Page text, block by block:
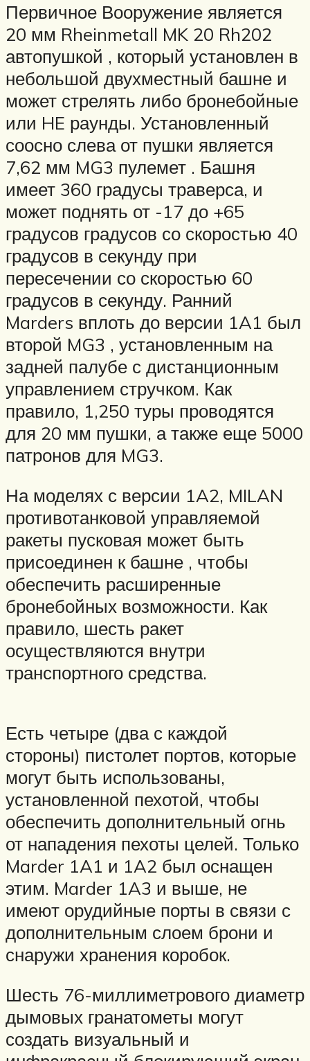
Первичное Вооружение является
20 мм Rheinmetall MK 20 Rh202
автопушкой , который установлен в
небольшой двухместный башне и
может стрелять либо бронебойные
или HE раунды. Установленный
соосно слева от пушки является
7,62 мм MG3 пулемет . Башня
имеет 360 градусы траверса, и
может поднять от -17 до +65
градусов градусов со скоростью 40
градусов в секунду при
пересечении со скоростью 60
градусов в секунду. Ранний
Marders вплоть до версии 1A1 был
второй MG3 , установленным на
задней палубе с дистанционным
управлением стручком. Как
правило, 1,250 туры проводятся
для 20 мм пушки, а также еще 5000
патронов для MG3.
На моделях с версии 1A2, MILAN
противотанковой управляемой
ракеты пусковая может быть
присоединен к башне , чтобы
обеспечить расширенные
бронебойных возможности. Как
правило, шесть ракет
осуществляются внутри
транспортного средства.
Есть четыре (два с каждой
стороны) пистолет портов, которые
могут быть использованы,
установленной пехотой, чтобы
обеспечить дополнительный огнь
от нападения пехоты целей. Только
Marder 1A1 и 1A2 был оснащен
этим. Marder 1A3 и выше, не
имеют орудийные порты в связи с
дополнительным слоем брони и
снаружи хранения коробок.
Шесть 76-миллиметрового диаметр
дымовых гранатометы могут
создать визуальный и